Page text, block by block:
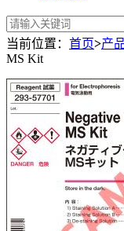
当前位置： 首页>产
MS Kit